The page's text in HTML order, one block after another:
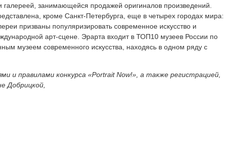
галереей, занимающейся продажей оригиналов произведений.
кроме Санкт-Петербурга, еще в четырех городах мира:
призваны популяризировать современное искусство и
арт-сцене. Эрарта входит в ТОП10 музеев России по
музеем современного искусства, находясь в одном ряду с
и правилами конкурса «Portrait Now!», а также регистрацией,
Добрицкой,